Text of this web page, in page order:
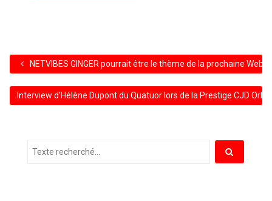
NETVIBES GINGER pourrait être le thème de la prochaine
Interview d'Hélène Dupont du Quatuor lors de la Prestige CJD